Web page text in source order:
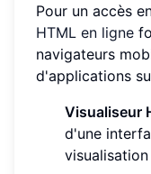
Pour un accès
HTML en ligne
navigateurs
d'applications
Visualiseur
d'une